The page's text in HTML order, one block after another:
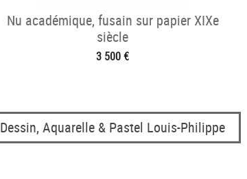
Nu académique, fusain sur papier XIXe
siècle
3 500 €
Dessin, Aquarelle & Pastel Louis-Philippe